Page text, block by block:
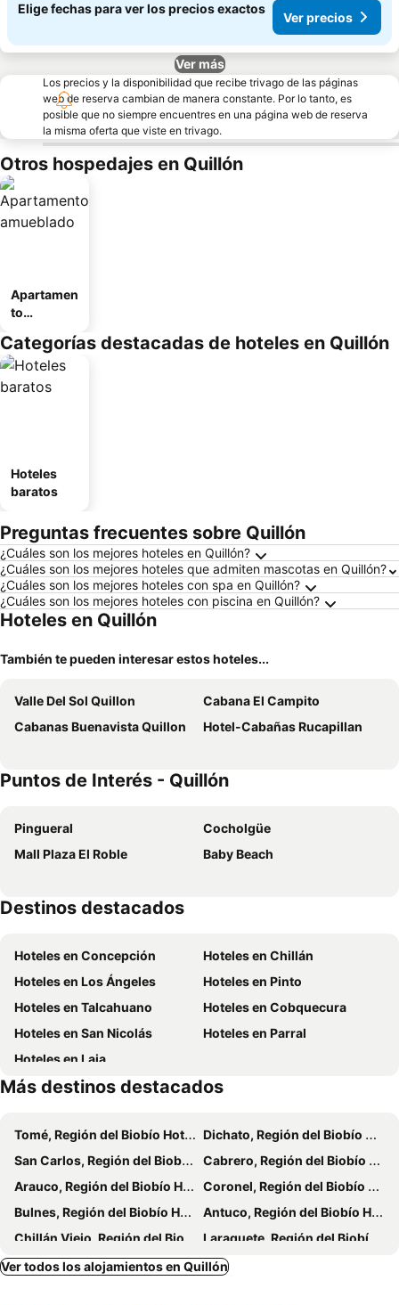
Elige fechas para ver los precios exactos
Ver precios
Ver más
Los precios y la disponibilidad que recibe trivago de las páginas
web de reserva cambian de manera constante. Por lo tanto, es
posible que no siempre encuentres en una página web de reserva
la misma oferta que viste en trivago.
Otros hospedajes en Quillón
Apartamen
to
o
Categorías destacadas de hoteles en Quillón
Hoteles
baratos
Preguntas frecuentes sobre Quillón
¿Cuáles son los mejores hoteles en Quillón?
¿Cuáles son los mejores hoteles que admiten mascotas en Quillón?
¿Cuáles son los mejores hoteles con spa en Quillón?
¿Cuáles son los mejores hoteles con piscina en Quillón?
Hoteles en Quillón
También te pueden interesar estos hoteles...
Valle Del Sol Quillon
Cabana El Campito
Cabanas Buenavista Quillon
Hotel-Cabañas Rucapillan
Puntos de Interés - Quillón
Pingueral
Cocholgüe
Mall Plaza El Roble
Baby Beach
Destinos destacados
Hoteles en Concepción
Hoteles en Chillán
Hoteles en Los Ángeles
Hoteles en Pinto
Hoteles en Talcahuano
Hoteles en Cobquecura
Hoteles en San Nicolás
Hoteles en Parral
Hoteles en Laja
Más destinos destacados
Tomé, Región del Biobío Hoteles
Dichato, Región del Biobío Hoteles
San Carlos, Región del Biobío Hoteles
Cabrero, Región del Biobío Hoteles
Arauco, Región del Biobío Hoteles
Coronel, Región del Biobío Hoteles
Bulnes, Región del Biobío Hoteles
Antuco, Región del Biobío Hoteles
Chillán Viejo, Región del Biobío Hoteles
Laraquete, Región del Biobío Hoteles
Cauquenes, Región del Maule Hoteles
Coihueco, Región del Biobío Hoteles
Ver todos los alojamientos en Quillón